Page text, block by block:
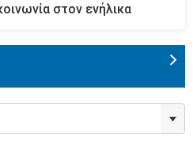
στον ενήλικα